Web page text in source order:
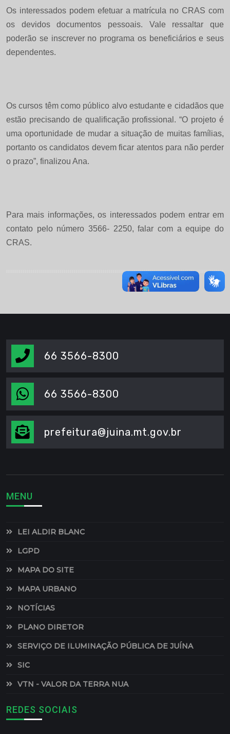
Os interessados podem efetuar a matrícula no CRAS com
os devidos documentos pessoais. Vale ressaltar que
poderão se inscrever no programa os beneficiários e seus
dependentes.
Os cursos têm como público alvo estudante e cidadãos que
estão precisando de qualificação profissional. “O projeto é
uma oportunidade de mudar a situação de muitas famílias,
portanto os candidatos devem ficar atentos para não perder
o prazo”, finalizou Ana.
Para mais informações, os interessados podem entrar em
contato pelo número 3566- 2250, falar com a equipe do
CRAS.
66 3566-8300
66 3566-8300
prefeitura@juina.mt.gov.br
MENU
LEI ALDIR BLANC
LGPD
MAPA DO SITE
MAPA URBANO
NOTÍCIAS
PLANO DIRETOR
SERVIÇO DE ILUMINAÇÃO PÚBLICA DE JUÍNA
SIC
VTN - VALOR DA TERRA NUA
REDES SOCIAIS